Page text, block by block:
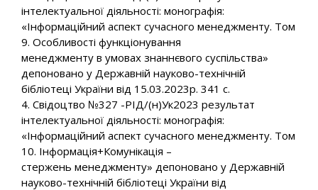
інтелектуальної діяльності: монографія:
«Інформаційний аспект сучасного менеджменту. Том
9. Особливості функціонування
менеджменту в умовах знаннєвого суспільства»
депоновано у Державній науково-технічній
бібліотеці України від 15.03.2023р. 341 с.
4. Свідоцтво №327 -РІД/(н)Ук2023 результат
інтелектуальної діяльності: монографія:
«Інформаційний аспект сучасного менеджменту. Том
10. Інформація+Комунікація –
стержень менеджменту» депоновано у Державній
науково-технічній бібліотеці України від